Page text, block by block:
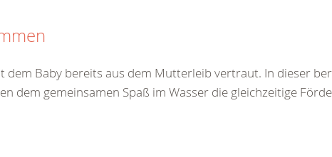
dem Baby bereits aus dem Mutterleib vertraut. In dieser
dem gemeinsamen Spaß im Wasser die gleichzeitige